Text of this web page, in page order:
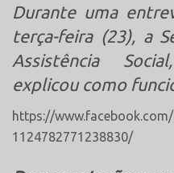
Durante uma
terça-feira (23), a
Assistência
explicou como
https://
1124782771238830/